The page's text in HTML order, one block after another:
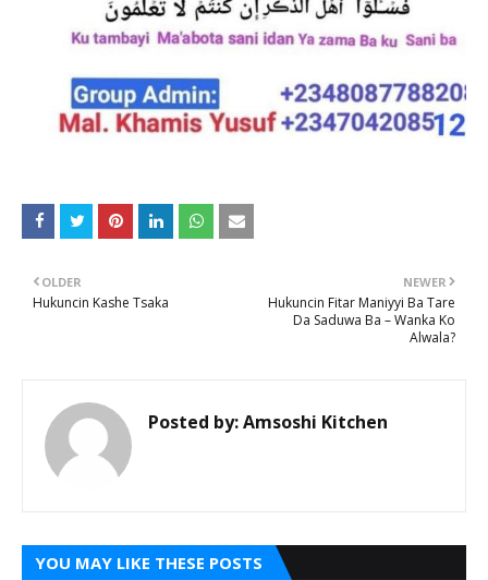
NEWER
Hukuncin Fitar Maniyyi Ba Tare
Da Saduwa Ba – Wanka Ko
Alwala?
OLDER
Hukuncin Kashe Tsaka
Posted by:Amsoshi Kitchen
YOU MAY LIKE THESE POSTS